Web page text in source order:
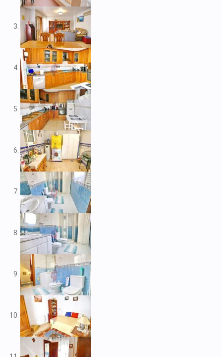
V1974
V1975
V1980
V1984
V2022
V2023
V2024
V2026
V2037
V2038
V2039
V2043
V2045
V2049
V2052
V2056B
V2059
V2060
V2061
V2062
V2077
V2088
V2096
V2100
V2104
V2109
V2111
V2116
V2117
V2120
V2122
V2125
V2127
V2139
V2148
V2156
V2159
V2160
V2161
V2163